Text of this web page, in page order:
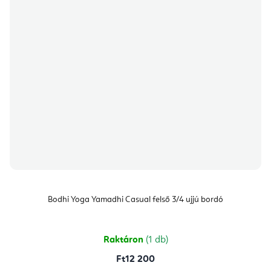
Bodhi Yoga Yamadhi Casual felső 3/4 ujjú bordó
Raktáron (1 db)
Ft12 200